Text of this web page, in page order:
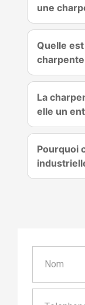
une
Quelle
La
elle un
Pourquoi